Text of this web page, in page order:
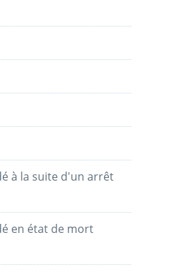
à la suite d'un arrêt
en état de mort